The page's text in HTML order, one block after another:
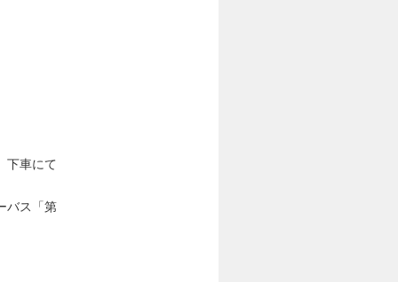
下車にて
バス「第